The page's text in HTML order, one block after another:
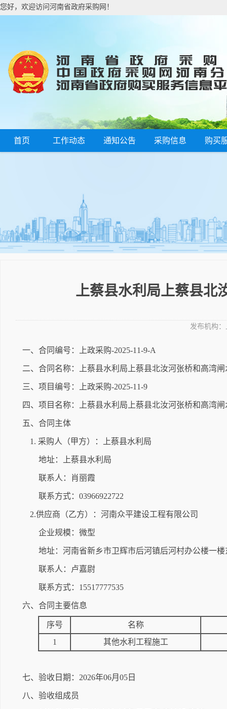
您好，欢迎访问河南省政府采购网！
首页 工作动态 通知公告 采购信息 购买
上蔡县水利局上蔡县北
发布机构：
一、合同编号：上政采购-2025-11-9-A
二、合同名称：上蔡县水利局上蔡县北汝河张桥和高湾
三、项目编号：上政采购-2025-11-9
四、项目名称：上蔡县水利局上蔡县北汝河张桥和高湾
五、合同主体
1. 采购人（甲方）：上蔡县水利局
地址：上蔡县水利局
联系人：肖丽霞
联系方式：03966922722
2.供应商（乙方）：河南众平建设工程有限公司
企业规模：微型
地址：河南省新乡市卫辉市后河镇后河村办公楼一楼
联系人：卢嘉尉
联系方式：15517777535
六、合同主要信息
序号
名称
1
其他水利工程施工
七、验收日期：2026年06月05日
八、验收组成员